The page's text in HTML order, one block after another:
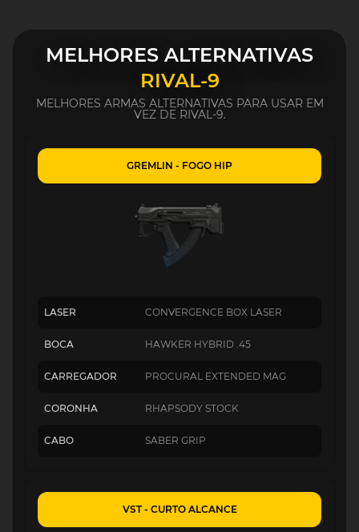
MELHORES ALTERNATIVAS
RIVAL-9
MELHORES ARMAS ALTERNATIVAS PARA USAR EM
VEZ DE RIVAL-9.
GREMLIN - FOGO HIP
LASER CONVERGENCE BOX LASER
BOCA HAWKER HYBRID .45
CARREGADOR PROCURAL EXTENDED MAG
CORONHA RHAPSODY STOCK
CABO SABER GRIP
VST - CURTO ALCANCE